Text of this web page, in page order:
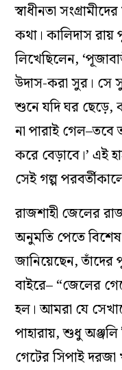
স্বাধীনতা
কথা। কালিদাস
লিখেছিলেন,
উদাস-করা সুর। সে
শুনে যদি ঘর ছেড়ে,
না পারাই গেল–তবে
করে বেড়াবে।’ এই
সেই গল্প
রাজশাহী জেলের
অনুমতি পেতে বিশেষ
জানিয়েছেন,
বাইরে– “জেলের
হল। আমরা যে
পাহারায়, শুধু
গেটের সিপাই